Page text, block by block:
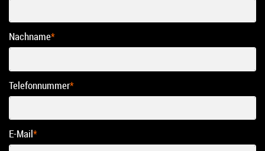
Nachname*
Telefonnummer*
E-Mail*